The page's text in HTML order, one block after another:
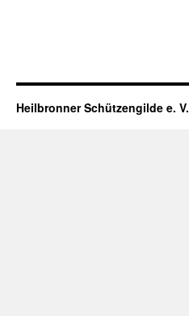
Heilbronner Schützengilde e. V.